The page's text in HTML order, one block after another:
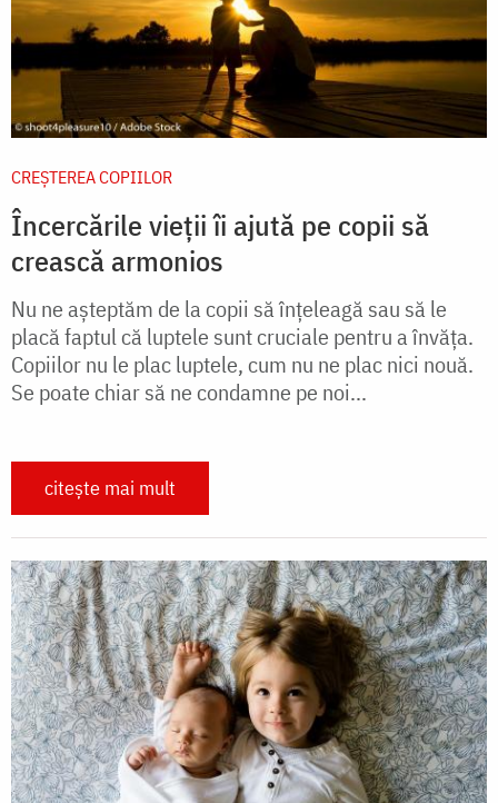
CREŞTEREA COPIILOR
Încercările vieții îi ajută pe copii să
crească armonios
Nu ne aşteptăm de la copii să înţeleagă sau să le
placă faptul că luptele sunt cruciale pentru a învăţa.
Copiilor nu le plac luptele, cum nu ne plac nici nouă.
Se poate chiar să ne condamne pe noi...
citește mai mult